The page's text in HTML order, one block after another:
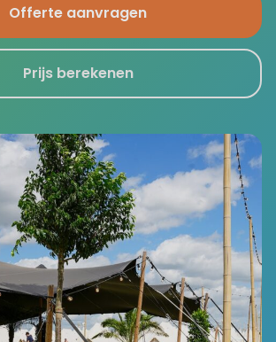
Offerte aanvragen
Prijs berekenen